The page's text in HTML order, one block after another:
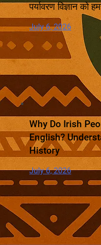
पर्यावरण विज्ञान
July 6, 2026
Why Do Irish
English?
History
July 6, 2026